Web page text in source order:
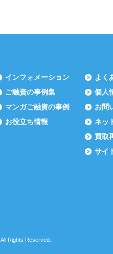
インフォメーション
ご融資の事例集
マンガご融資の事例
お役立ち情報
よく
個人
お問
ネッ
買取
サイ
All Rights Reserved.